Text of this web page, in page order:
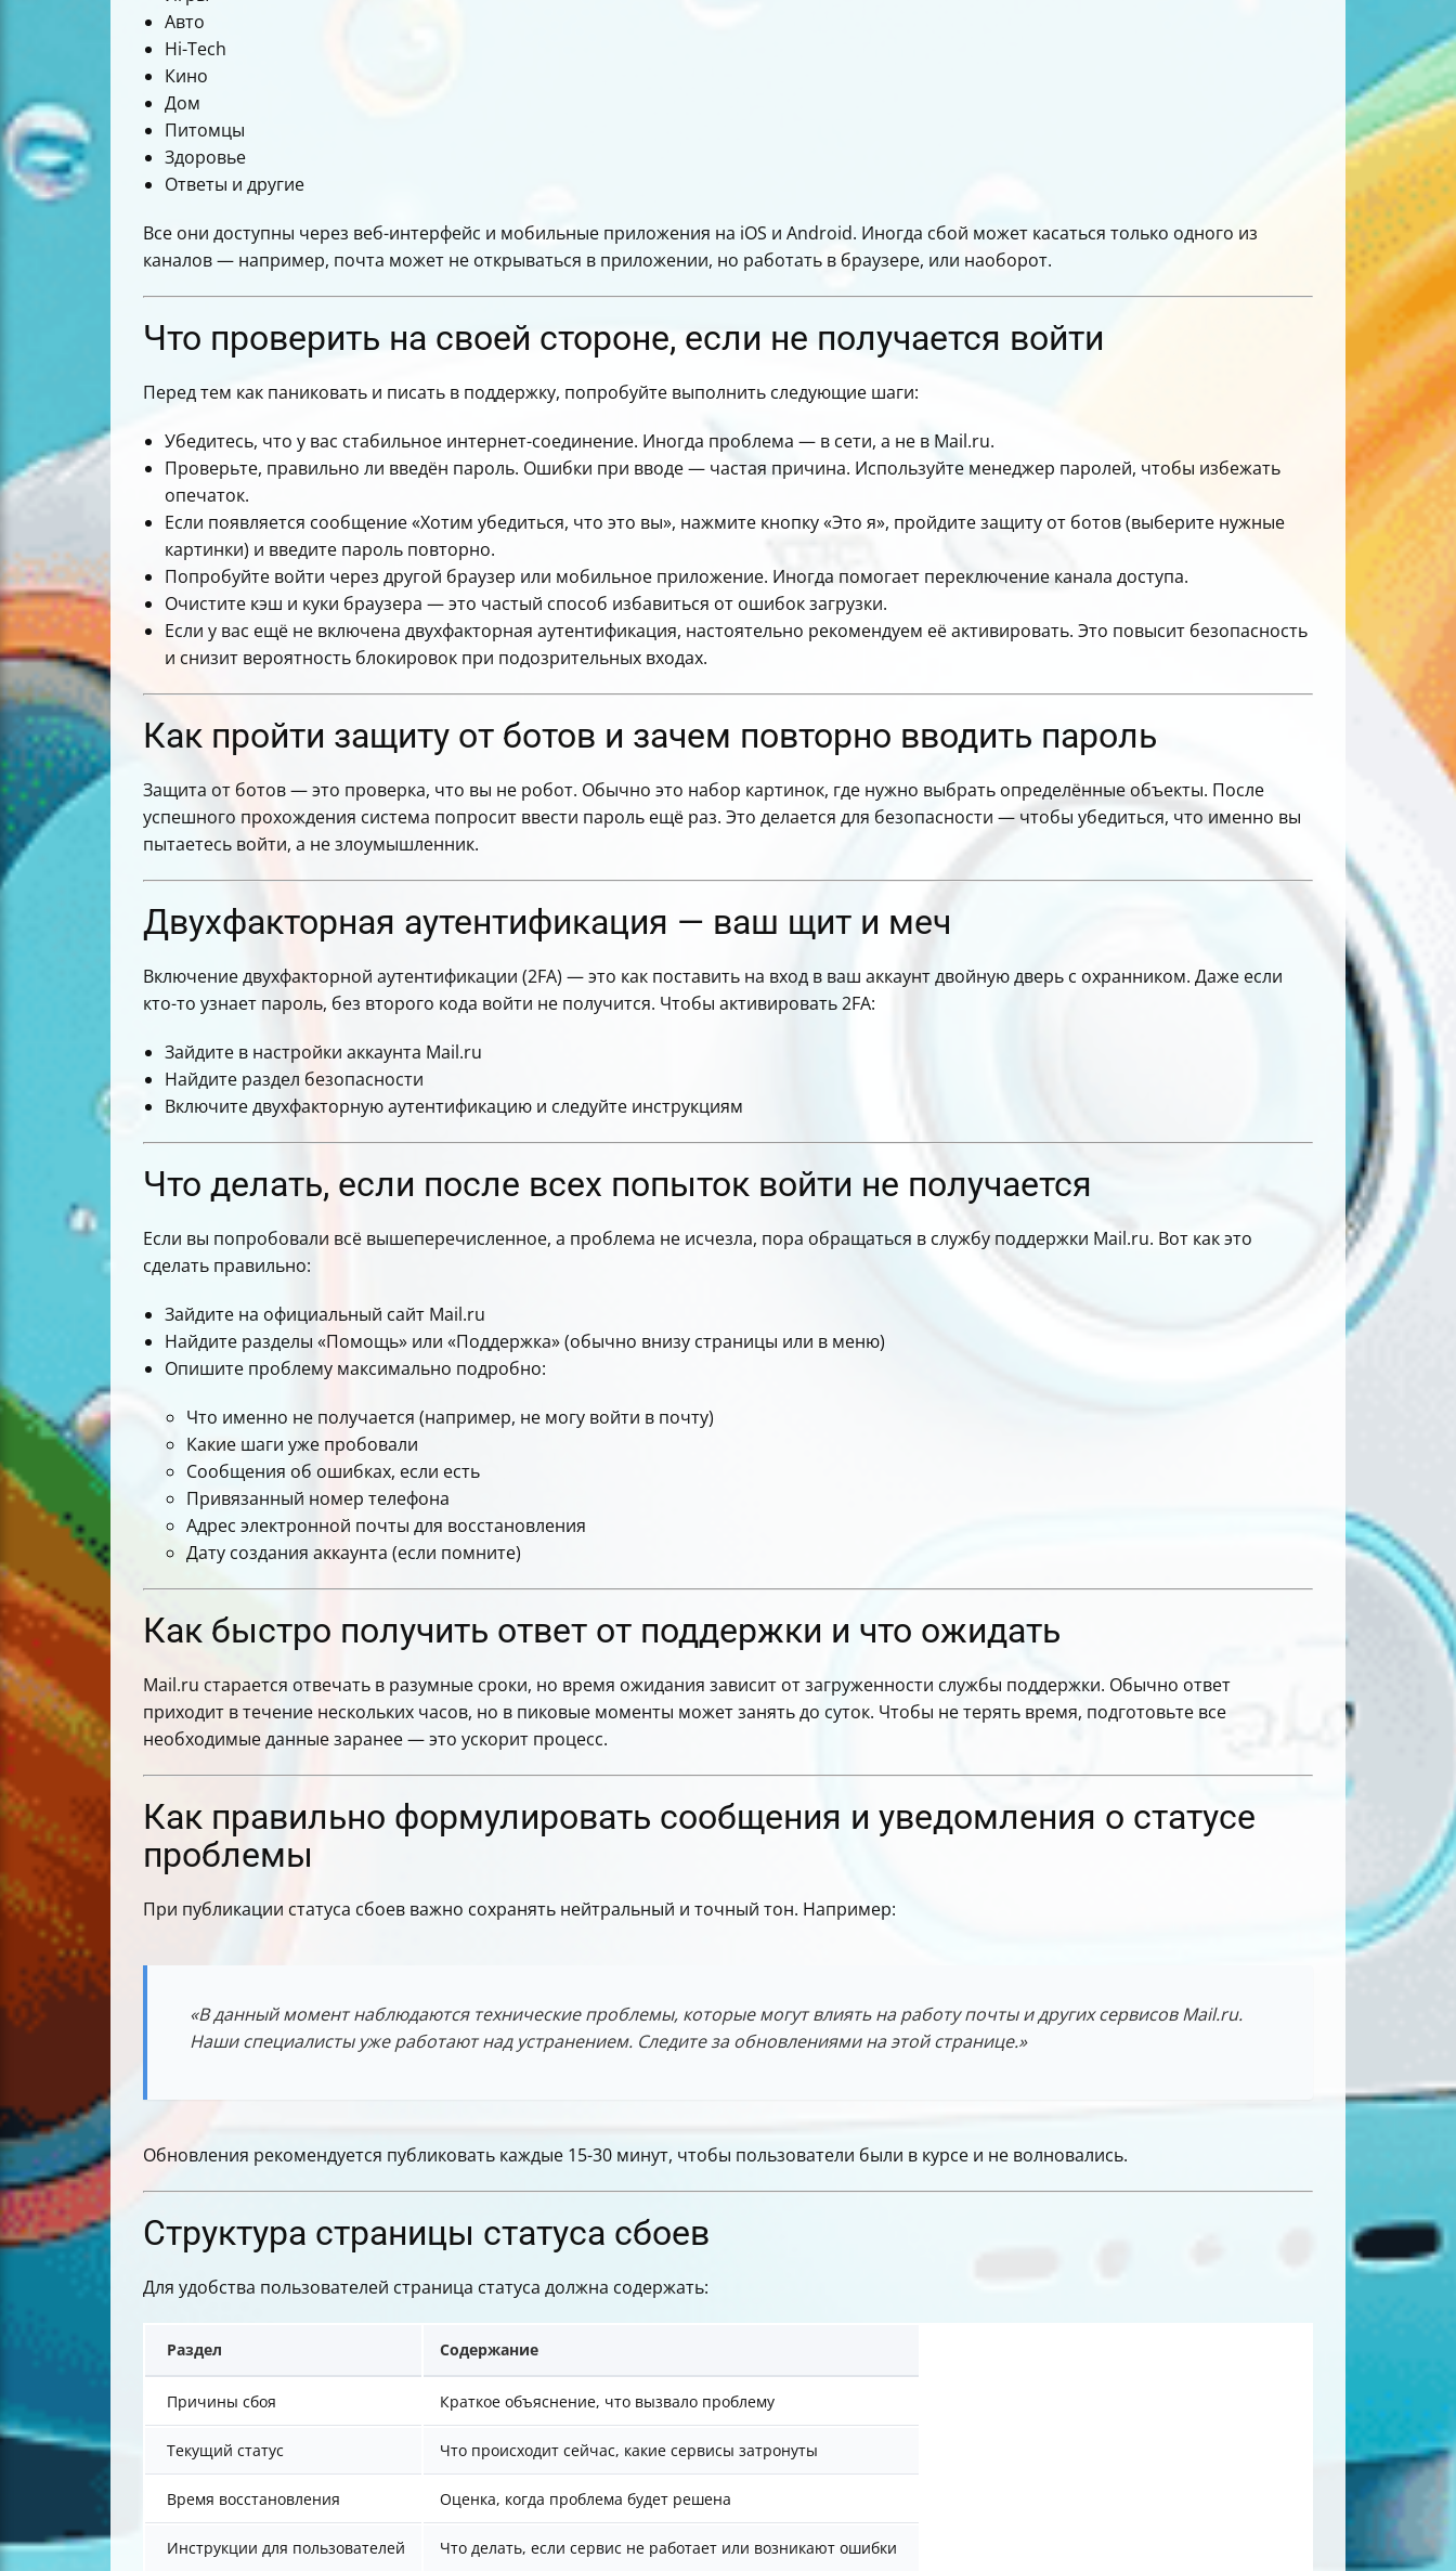
Авто
Hi-Tech
Кино
Дом
Питомцы
Здоровье
Ответы и другие
Все они доступны через веб-интерфейс и мобильные приложения на iOS и Android. Иногда сбой может касаться только одного из
каналов — например, почта может не открываться в приложении, но работать в браузере, или наоборот.
Что проверить на своей стороне, если не получается войти
Перед тем как паниковать и писать в поддержку, попробуйте выполнить следующие шаги:
Убедитесь, что у вас стабильное интернет-соединение. Иногда проблема — в сети, а не в Mail.ru.
Проверьте, правильно ли введён пароль. Ошибки при вводе — частая причина. Используйте менеджер паролей, чтобы избежать
опечаток.
Если появляется сообщение «Хотим убедиться, что это вы», нажмите кнопку «Это я», пройдите защиту от ботов (выберите нужные
картинки) и введите пароль повторно.
Попробуйте войти через другой браузер или мобильное приложение. Иногда помогает переключение канала доступа.
Очистите кэш и куки браузера — это частый способ избавиться от ошибок загрузки.
Если у вас ещё не включена двухфакторная аутентификация, настоятельно рекомендуем её активировать. Это повысит безопасность
и снизит вероятность блокировок при подозрительных входах.
Как пройти защиту от ботов и зачем повторно вводить пароль
Защита от ботов — это проверка, что вы не робот. Обычно это набор картинок, где нужно выбрать определённые объекты. После
успешного прохождения система попросит ввести пароль ещё раз. Это делается для безопасности — чтобы убедиться, что именно вы
пытаетесь войти, а не злоумышленник.
Двухфакторная аутентификация — ваш щит и меч
Включение двухфакторной аутентификации (2FA) — это как поставить на вход в ваш аккаунт двойную дверь с охранником. Даже если
кто-то узнает пароль, без второго кода войти не получится. Чтобы активировать 2FA:
Зайдите в настройки аккаунта Mail.ru
Найдите раздел безопасности
Включите двухфакторную аутентификацию и следуйте инструкциям
Что делать, если после всех попыток войти не получается
Если вы попробовали всё вышеперечисленное, а проблема не исчезла, пора обращаться в службу поддержки Mail.ru. Вот как это
сделать правильно:
Зайдите на официальный сайт Mail.ru
Найдите разделы «Помощь» или «Поддержка» (обычно внизу страницы или в меню)
Опишите проблему максимально подробно:
Что именно не получается (например, не могу войти в почту)
Какие шаги уже пробовали
Сообщения об ошибках, если есть
Привязанный номер телефона
Адрес электронной почты для восстановления
Дату создания аккаунта (если помните)
Как быстро получить ответ от поддержки и что ожидать
Mail.ru старается отвечать в разумные сроки, но время ожидания зависит от загруженности службы поддержки. Обычно ответ
приходит в течение нескольких часов, но в пиковые моменты может занять до суток. Чтобы не терять время, подготовьте все
необходимые данные заранее — это ускорит процесс.
Как правильно формулировать сообщения и уведомления о статусе
проблемы
При публикации статуса сбоев важно сохранять нейтральный и точный тон. Например:
«В данный момент наблюдаются технические проблемы, которые могут влиять на работу почты и других сервисов Mail.ru.
Наши специалисты уже работают над устранением. Следите за обновлениями на этой странице.»
Обновления рекомендуется публиковать каждые 15-30 минут, чтобы пользователи были в курсе и не волновались.
Структура страницы статуса сбоев
Для удобства пользователей страница статуса должна содержать:
Раздел Содержание
Причины сбоя Краткое объяснение, что вызвало проблему
Текущий статус Что происходит сейчас, какие сервисы затронуты
Время восстановления Оценка, когда проблема будет решена
Инструкции для пользователей Что делать, если сервис не работает или возникают ошибки